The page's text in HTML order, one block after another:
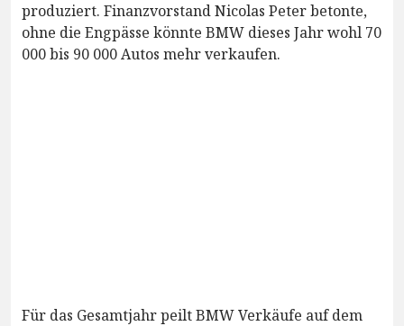
produziert. Finanzvorstand Nicolas Peter betonte,
ohne die Engpässe könnte BMW dieses Jahr wohl 70
000 bis 90 000 Autos mehr verkaufen.
Für das Gesamtjahr peilt BMW Verkäufe auf dem